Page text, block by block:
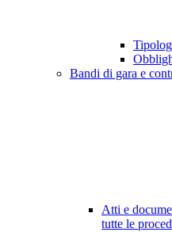
Bandi di gara e
Atti e
tutte le